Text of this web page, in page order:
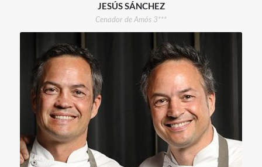
JESÚS SÁNCHEZ
Cenador de Amós 3***